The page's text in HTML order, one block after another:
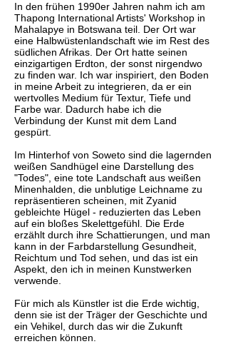
In den frühen 1990er Jahren nahm ich am
Thapong International Artists' Workshop in
Mahalapye in Botswana teil. Der Ort war
eine Halbwüstenlandschaft wie im Rest des
südlichen Afrikas. Der Ort hatte seinen
einzigartigen Erdton, der sonst nirgendwo
zu finden war. Ich war inspiriert, den Boden
in meine Arbeit zu integrieren, da er ein
wertvolles Medium für Textur, Tiefe und
Farbe war. Dadurch habe ich die
Verbindung der Kunst mit dem Land
gespürt.
Im Hinterhof von Soweto sind die lagernden
weißen Sandhügel eine Darstellung des
"Todes", eine tote Landschaft aus weißen
Minenhalden, die unblutige Leichname zu
repräsentieren scheinen, mit Zyanid
gebleichte Hügel - reduzierten das Leben
auf ein bloßes Skelettgefühl. Die Erde
erzählt durch ihre Schattierungen, und man
kann in der Farbdarstellung Gesundheit,
Reichtum und Tod sehen, und das ist ein
Aspekt, den ich in meinen Kunstwerken
verwende.
Für mich als Künstler ist die Erde wichtig,
denn sie ist der Träger der Geschichte und
ein Vehikel, durch das wir die Zukunft
erreichen können.